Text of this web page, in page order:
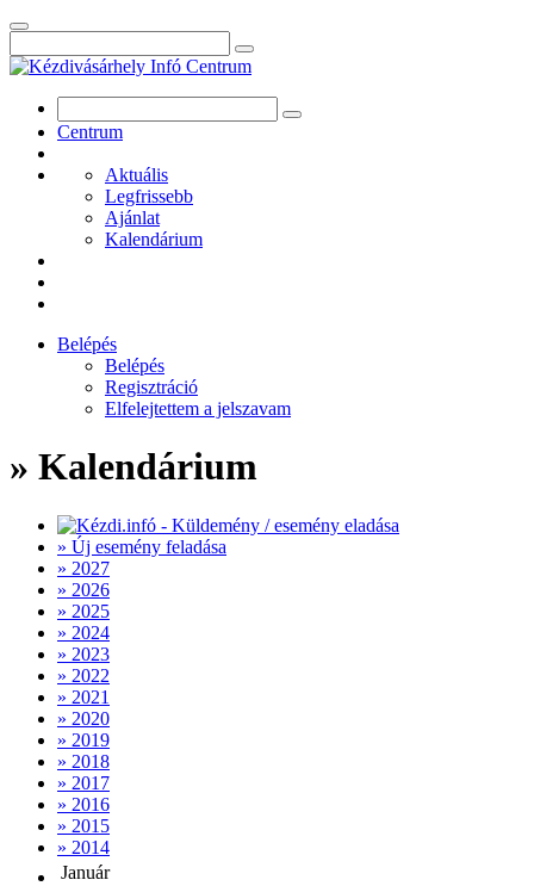
Centrum
Aktuális
Legfrissebb
Ajánlat
Kalendárium
Belépés
Belépés
Regisztráció
Elfelejtettem a jelszavam
» Kalendárium
» Új esemény feladása
» 2027
» 2026
» 2025
» 2024
» 2023
» 2022
» 2021
» 2020
» 2019
» 2018
» 2017
» 2016
» 2015
» 2014
Január